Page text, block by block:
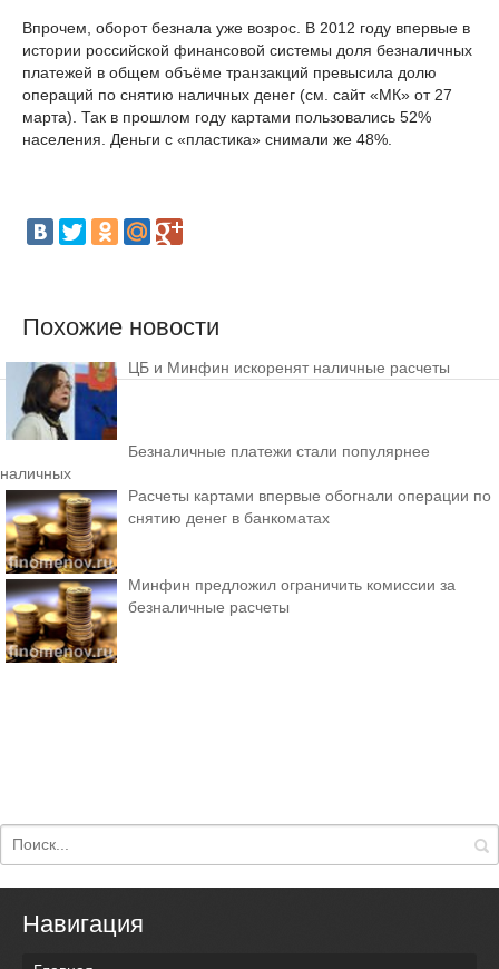
Впрочем, оборот безнала уже возрос. В 2012 году впервые в
истории российской финансовой системы доля безналичных
платежей в общем объёме транзакций превысила долю
операций по снятию наличных денег (см. сайт «МК» от 27
марта). Так в прошлом году картами пользовались 52%
населения. Деньги с «пластика» снимали же 48%.
Похожие новости
ЦБ и Минфин искоренят наличные расчеты
Безналичные платежи стали популярнее
наличных
Расчеты картами впервые обогнали операции по
снятию денег в банкоматах
Минфин предложил ограничить комиссии за
безналичные расчеты
Навигация